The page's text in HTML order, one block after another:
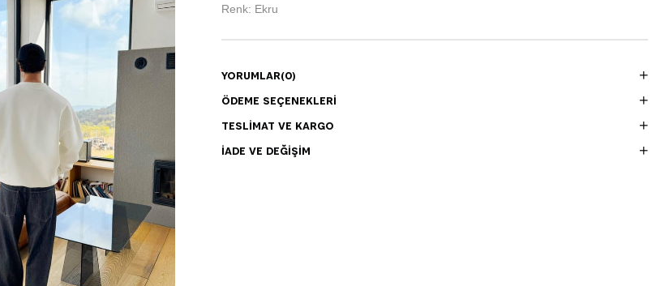
Renk: Ekru
YORUMLAR(0)
ÖDEME SEÇENEKLERI
TESLIMAT VE KARGO
İADE VE DEĞIŞIM